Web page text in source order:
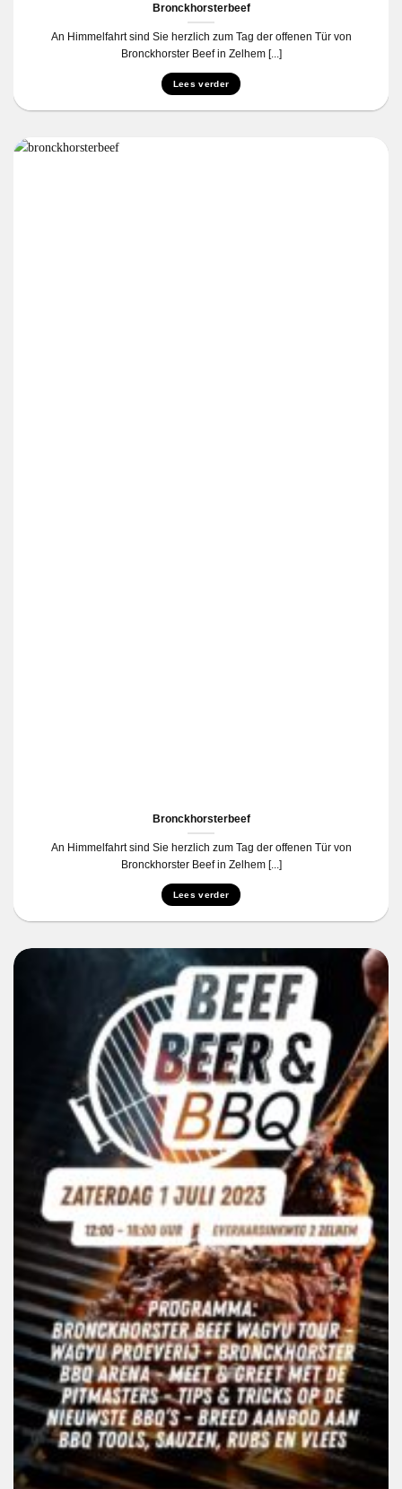
Bronckhorsterbeef
An Himmelfahrt sind Sie herzlich zum Tag der offenen Tür von
Bronckhorster Beef in Zelhem [...]
Lees verder
Bronckhorsterbeef
An Himmelfahrt sind Sie herzlich zum Tag der offenen Tür von
Bronckhorster Beef in Zelhem [...]
Lees verder